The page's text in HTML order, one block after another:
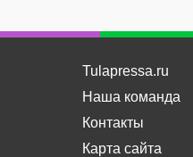
Tulapressa.ru
Наша команда
Контакты
Карта сайта